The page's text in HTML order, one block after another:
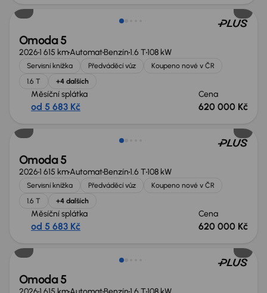
Omoda 5
20261 615 kmAutomatBenzín1.6 T108 kW
Servisní knížka Předváděcí vůz
Koupeno nové v ČR
1.6 T
+4 dalších
Měsíční splátka
od 5 683 Kč
Cena
620 000 Kč
Nově v nabídce
Omoda 5
20261 615 kmAutomatBenzín1.6 T108 kW
Servisní knížka Předváděcí vůz
Koupeno nové v ČR
1.6 T
+4 dalších
Měsíční splátka
od 5 683 Kč
Cena
620 000 Kč
Nově v nabídce
Omoda 5